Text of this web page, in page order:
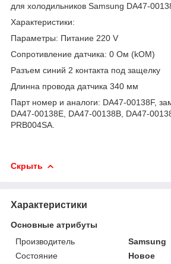
для холодильников Samsung DA47-
Характеристики:
Параметры: Питание 220 V
Сопротивление датчика: 0 Ом (kOM)
Разъем синий 2 контакта под защелку
Длинна провода датчика 340 мм
Парт номер и аналоги: DA47-00138F,
DA47-00138E, DA47-00138B, DA47-
PRB004SA.
Скрыть
Характеристики
Основные атрибуты
Производитель
Samsung
Состояние
Новое